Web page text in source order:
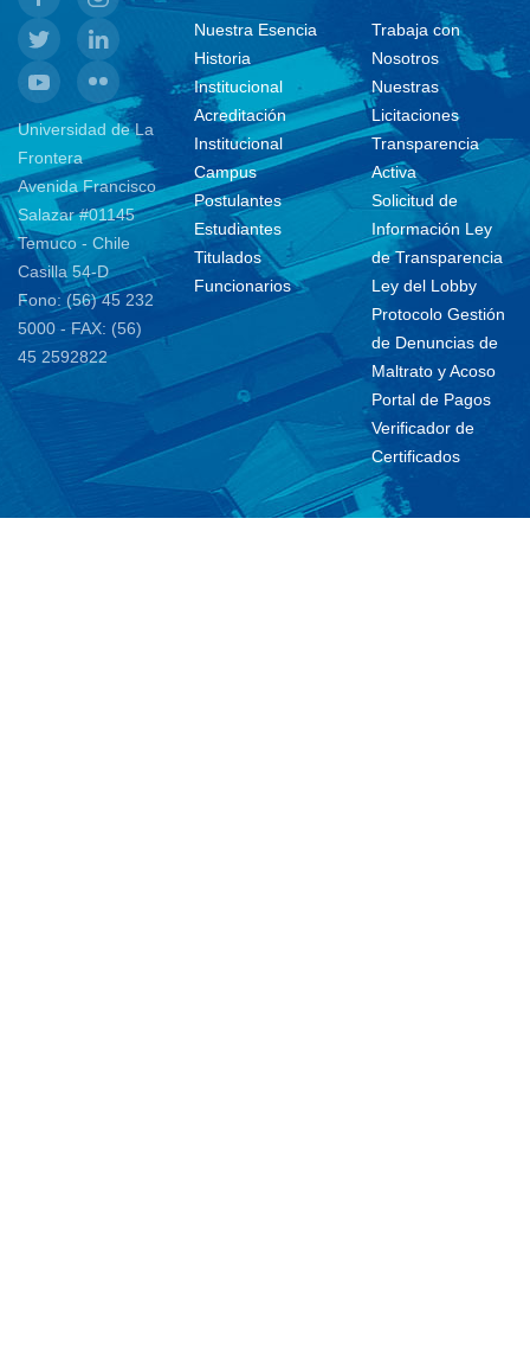
Universidad de La
Frontera
Avenida Francisco
Salazar #01145
Temuco - Chile
Casilla 54-D
Fono: (56) 45 232
5000 - FAX: (56)
45 2592822
Nuestra Esencia
Historia
Institucional
Acreditación
Institucional
Campus
Postulantes
Estudiantes
Titulados
Funcionarios
Trabaja con
Nosotros
Nuestras
Licitaciones
Transparencia
Activa
Solicitud de
Información Ley
de Transparencia
Ley del Lobby
Protocolo Gestión
de Denuncias de
Maltrato y Acoso
Portal de Pagos
Verificador de
Certificados